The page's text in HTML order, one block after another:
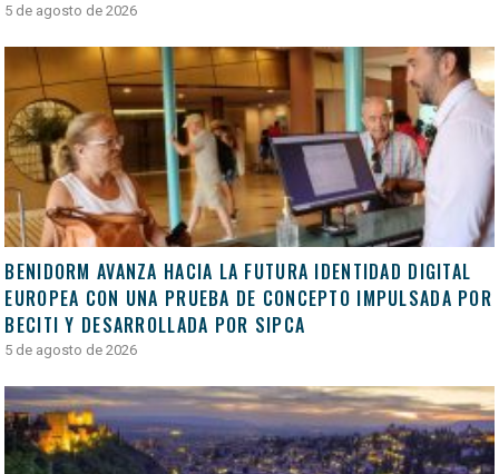
5 de agosto de 2026
BENIDORM AVANZA HACIA LA FUTURA IDENTIDAD DIGITAL
EUROPEA CON UNA PRUEBA DE CONCEPTO IMPULSADA POR
BECITI Y DESARROLLADA POR SIPCA
5 de agosto de 2026